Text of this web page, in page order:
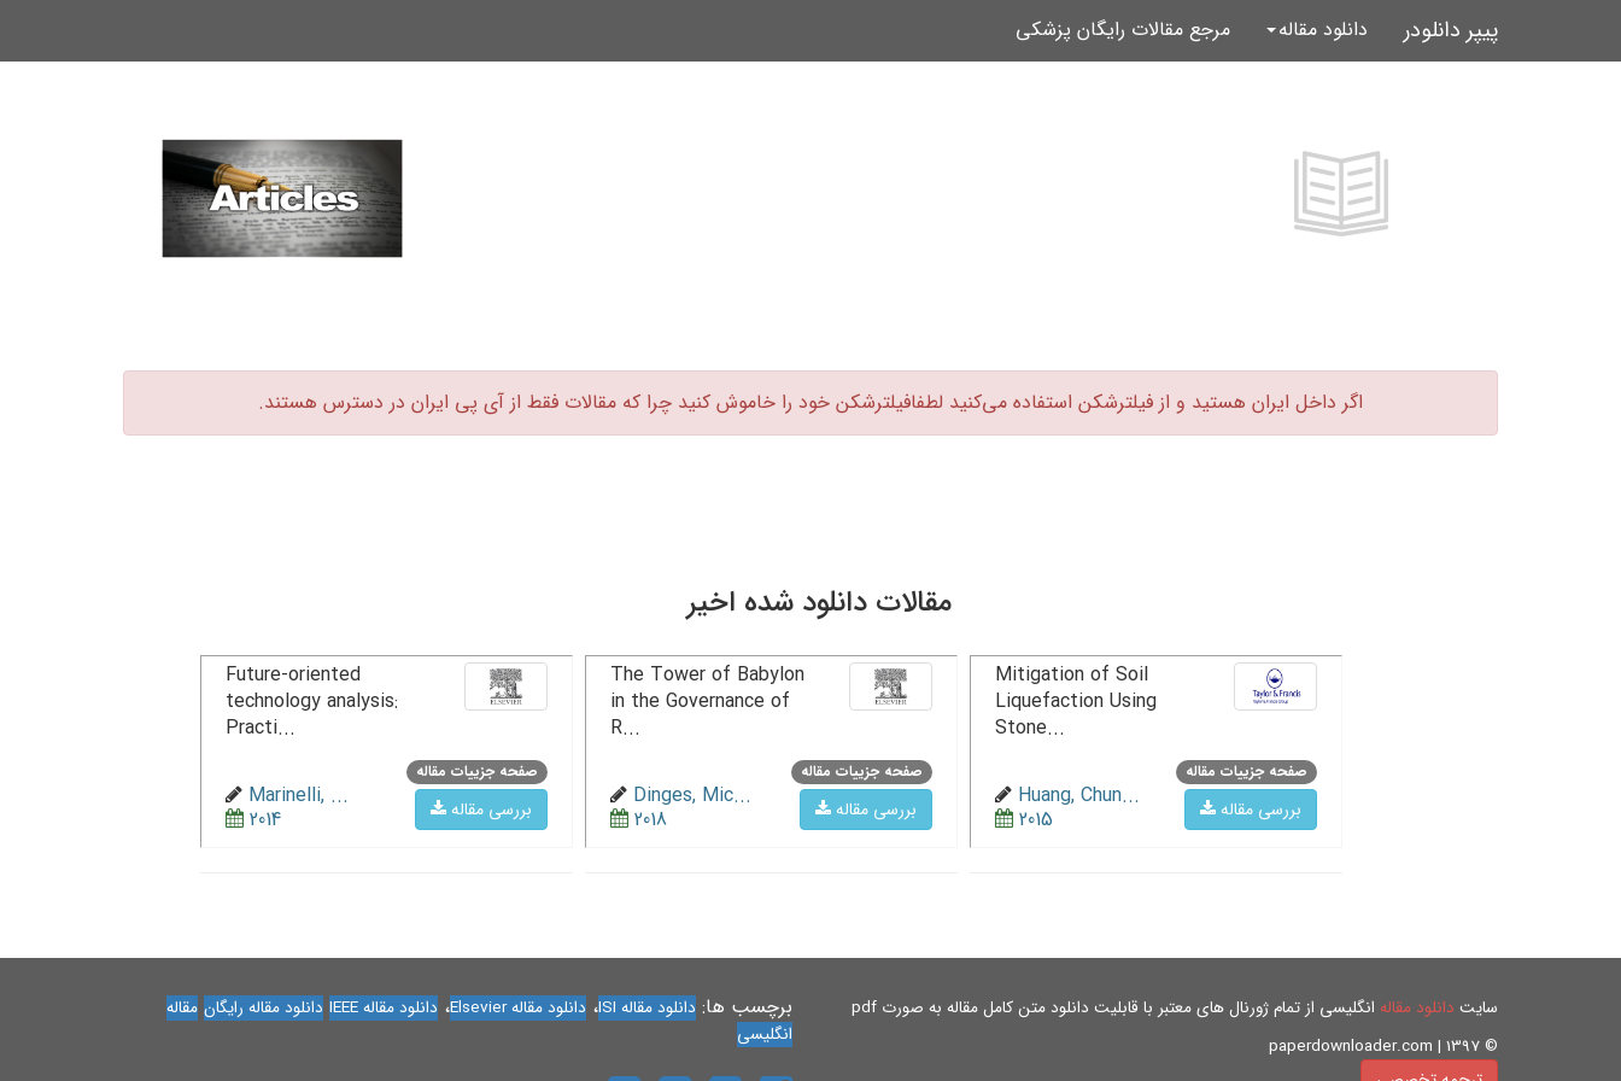
پیپر دانلودر دانلود مقاله مرجع مقالات رایگان پزشکی
اگر داخل ایران هستید و از فیلترشکن استفاده می‌کنید لطفافیلترشکن خود را خاموش کنید چرا که مقالات فقط از آی پی ایران در دسترس هستند.‏
مقالات دانلود شده اخیر
صفحه جزییات مقاله
بررسی مقاله
Mitigation of Soil
Liquefaction Using
Stone...
Huang, Chun...
2015
صفحه جزییات مقاله
بررسی مقاله
The Tower of Babylon
in the Governance of
R...
Dinges, Mic...
2018
صفحه جزییات مقاله
بررسی مقاله
Future-oriented
technology analysis:
Practi...
Marinelli, ...
2014
سایت دانلود مقاله انگلیسی از تمام ژورنال های معتبر با قابلیت دانلود متن کامل مقاله به صورت pdf
© paperdownloader.com | 1397
برچسب ها: دانلود مقاله ISI ، دانلود مقاله Elsevier ، دانلود مقاله IEEE دانلود مقاله رایگان مقاله
انگلیسی